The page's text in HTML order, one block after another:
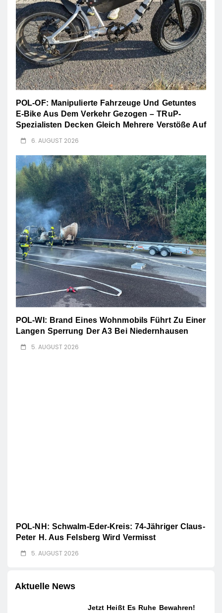
POL-OF: Manipulierte Fahrzeuge Und Getuntes
E-Bike Aus Dem Verkehr Gezogen – TRuP-
Spezialisten Decken Gleich Mehrere Verstöße Auf
6. AUGUST 2026
POL-WI: Brand Eines Wohnmobils Führt Zu Einer
Langen Sperrung Der A3 Bei Niedernhausen
5. AUGUST 2026
POL-NH: Schwalm-Eder-Kreis: 74-Jähriger Claus-
Peter H. Aus Felsberg Wird Vermisst
5. AUGUST 2026
Aktuelle News
Jetzt Heißt Es Ruhe Bewahren!